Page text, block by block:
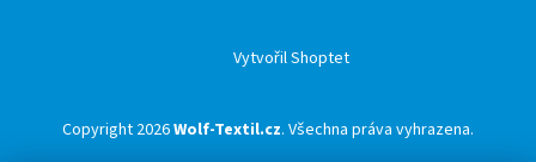
Vytvořil Shoptet
Copyright 2026Wolf-Textil.cz. Všechna práva vyhrazena.